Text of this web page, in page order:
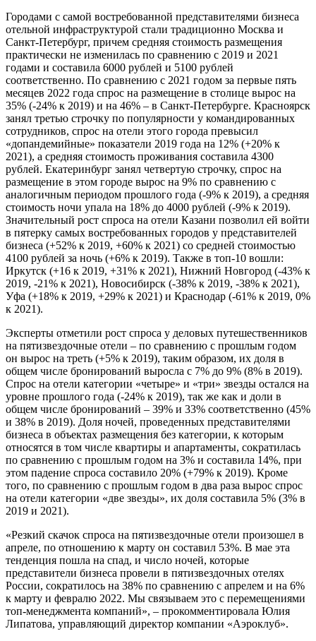
Городами с самой востребованной представителями бизнеса
отельной инфраструктурой стали традиционно Москва и
Санкт-Петербург, причем средняя стоимость размещения
практически не изменилась по сравнению с 2019 и 2021
годами и составила 6000 рублей и 5100 рублей
соответственно. По сравнению с 2021 годом за первые пять
месяцев 2022 года спрос на размещение в столице вырос на
35% (-24% к 2019) и на 46% – в Санкт-Петербурге. Красноярск
занял третью строчку по популярности у командированных
сотрудников, спрос на отели этого города превысил
«допандемийные» показатели 2019 года на 12% (+20% к
2021), а средняя стоимость проживания составила 4300
рублей. Екатеринбург занял четвертую строчку, спрос на
размещение в этом городе вырос на 9% по сравнению с
аналогичным периодом прошлого года (-9% к 2019), а средняя
стоимость ночи упала на 18% до 4000 рублей (-9% к 2019).
Значительный рост спроса на отели Казани позволил ей войти
в пятерку самых востребованных городов у представителей
бизнеса (+52% к 2019, +60% к 2021) со средней стоимостью
4100 рублей за ночь (+6% к 2019). Также в топ-10 вошли:
Иркутск (+16 к 2019, +31% к 2021), Нижний Новгород (-43% к
2019, -21% к 2021), Новосибирск (-38% к 2019, -38% к 2021),
Уфа (+18% к 2019, +29% к 2021) и Краснодар (-61% к 2019, 0%
к 2021).
Эксперты отметили рост спроса у деловых путешественников
на пятизвездочные отели – по сравнению с прошлым годом
он вырос на треть (+5% к 2019), таким образом, их доля в
общем числе бронирований выросла с 7% до 9% (8% в 2019).
Спрос на отели категории «четыре» и «три» звезды остался на
уровне прошлого года (-24% к 2019), так же как и доли в
общем числе бронирований – 39% и 33% соответственно (45%
и 38% в 2019). Доля ночей, проведенных представителями
бизнеса в объектах размещения без категории, к которым
относятся в том числе квартиры и апартаменты, сократилась
по сравнению с прошлым годом на 3% и составила 14%, при
этом падение спроса составило 20% (+79% к 2019). Кроме
того, по сравнению с прошлым годом в два раза вырос спрос
на отели категории «две звезды», их доля составила 5% (3% в
2019 и 2021).
«Резкий скачок спроса на пятизвездочные отели произошел в
апреле, по отношению к марту он составил 53%. В мае эта
тенденция пошла на спад, и число ночей, которые
представители бизнеса провели в пятизвездочных отелях
России, сократилось на 38% по сравнению с апрелем и на 6%
к марту и февралю 2022. Мы связываем это с перемещениями
топ-менеджмента компаний», – прокомментировала Юлия
Липатова, управляющий директор компании «Аэроклуб».